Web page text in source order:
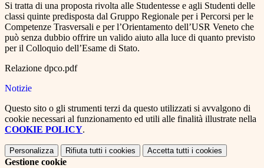
Si tratta di una proposta rivolta alle Studentesse e agli Studenti delle
classi quinte predisposta dal Gruppo Regionale per i Percorsi per le
Competenze Trasversali e per l’Orientamento dell’USR Veneto che
può senza dubbio offrire un valido aiuto alla luce di quanto previsto
per il Colloquio dell’Esame di Stato.
Relazione dpco.pdf
Notizie
Questo sito o gli strumenti terzi da questo utilizzati si avvalgono di
cookie necessari al funzionamento ed utili alle finalità illustrate nella
COOKIE POLICY.
Personalizza Rifiuta tutti i cookies Accetta tutti i cookies
Gestione cookie